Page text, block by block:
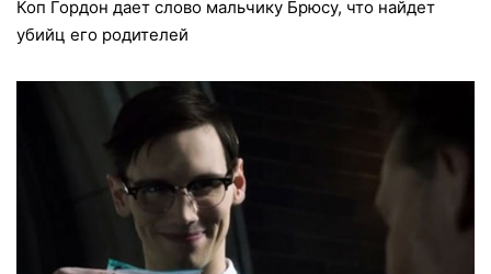
Коп Гордон дает слово мальчику Брюсу, что найдет
убийц его родителей